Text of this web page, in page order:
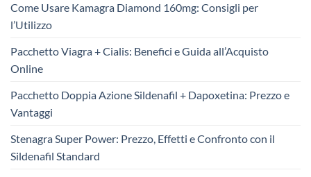
Come Usare Kamagra Diamond 160mg: Consigli per
l’Utilizzo
Pacchetto Viagra + Cialis: Benefici e Guida all’Acquisto
Online
Pacchetto Doppia Azione Sildenafil + Dapoxetina: Prezzo e
Vantaggi
Stenagra Super Power: Prezzo, Effetti e Confronto con il
Sildenafil Standard